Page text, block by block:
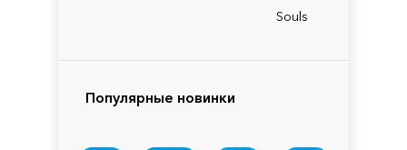
Souls
Популярные новинки